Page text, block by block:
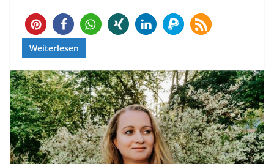
28
Weiterlesen